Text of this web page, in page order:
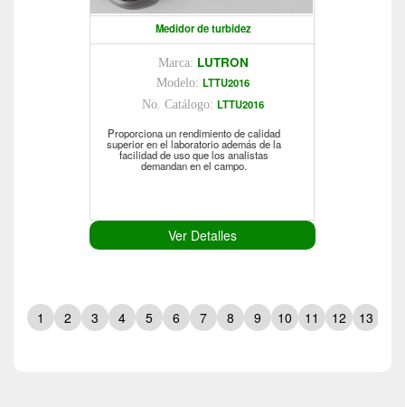
Medidor de turbidez
Marca: LUTRON
Modelo: LTTU2016
No. Catálogo: LTTU2016
Proporciona un rendimiento de calidad
superior en el laboratorio además de la
facilidad de uso que los analistas
demandan en el campo.
Ver Detalles
1 2 3 4 5 6 7 8 9 10 11 12 13